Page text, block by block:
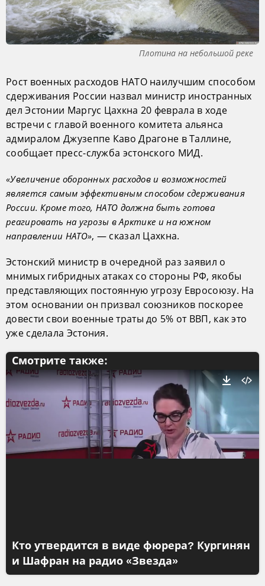
Плотина на небольшой реке
Рост военных расходов НАТО наилучшим способом
сдерживания России назвал министр иностранных
дел Эстонии Маргус Цахкна 20 феврала в ходе
встречи с главой военного комитета альянса
адмиралом Джузеппе Каво Драгоне в Таллине,
сообщает пресс-служба эстонского МИД.
«Увеличение оборонных расходов и возможностей
является самым эффективным способом сдерживания
России. Кроме того, НАТО должна быть готова
реагировать на угрозы в Арктике и на южном
направлении НАТО», — сказал Цахкна.
Эстонский министр в очередной раз заявил о
мнимых гибридных атаках со стороны РФ, якобы
представляющих постоянную угрозу Евросоюзу. На
этом основании он призвал союзников поскорее
довести свои военные траты до 5% от ВВП, как это
уже сделала Эстония.
Смотрите также:
Кто утвердится в виде фюрера? Кургинян
и Шафран на радио «Звезда»